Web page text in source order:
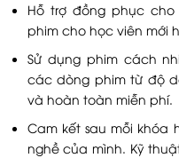
Hỗ trợ đồng phục
phim cho học viên mới
Sử dụng phim cách
các dòng phim từ độ
và hoàn toàn miễn phí.
Cam kết sau mỗi
nghề của mình. Kỹ